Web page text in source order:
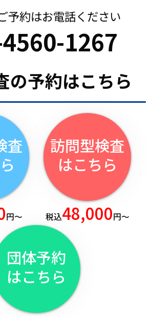
予約はお電話ください
1267
の予約はこちら
査
円～
訪問型検査
はこちら
税込48,000円～
団体予約
はこちら